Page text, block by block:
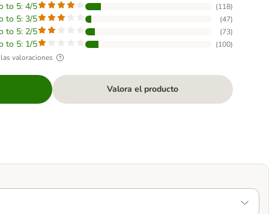
to 5: 4/5 (118)
to 5: 3/5 (47)
to 5: 2/5 (73)
to 5: 1/5 (100)
valoraciones
Valora el producto